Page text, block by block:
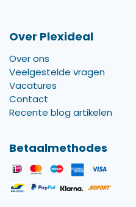
Over Plexideal
Over ons
Veelgestelde vragen
Vacatures
Contact
Recente blog artikelen
Betaalmethodes